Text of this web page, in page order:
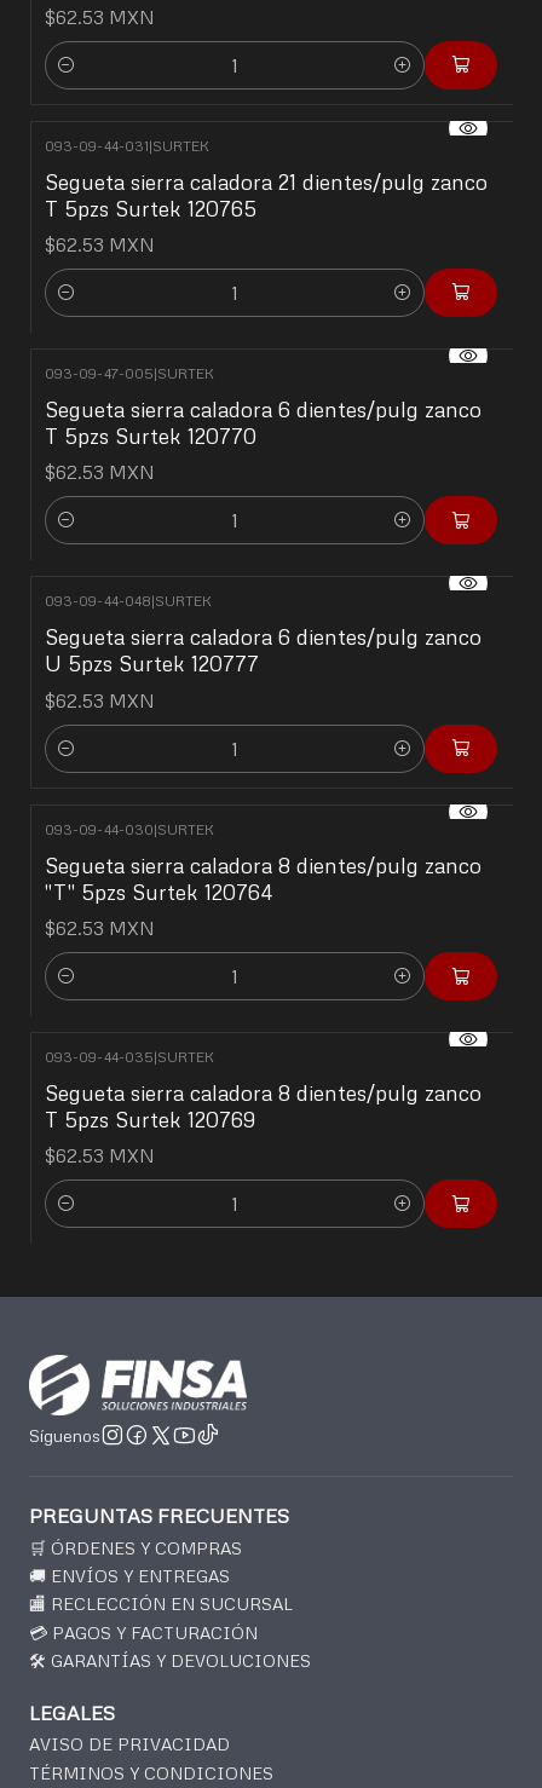
$62.53 MXN
Cantidad
093-09-44-031|SURTEK
Segueta sierra caladora 21 dientes/pulg zanco
T 5pzs Surtek 120765
$62.53 MXN
Cantidad
093-09-47-005|SURTEK
Segueta sierra caladora 6 dientes/pulg zanco
T 5pzs Surtek 120770
$62.53 MXN
Cantidad
093-09-44-048|SURTEK
Segueta sierra caladora 6 dientes/pulg zanco
U 5pzs Surtek 120777
$62.53 MXN
Cantidad
093-09-44-030|SURTEK
Segueta sierra caladora 8 dientes/pulg zanco
"T" 5pzs Surtek 120764
$62.53 MXN
Cantidad
093-09-44-035|SURTEK
Segueta sierra caladora 8 dientes/pulg zanco
T 5pzs Surtek 120769
$62.53 MXN
Cantidad
Síguenos
PREGUNTAS FRECUENTES
🛒 ÓRDENES Y COMPRAS
🚚 ENVÍOS Y ENTREGAS
🏬 RECLECCIÓN EN SUCURSAL
💳 PAGOS Y FACTURACIÓN
🛠️ GARANTÍAS Y DEVOLUCIONES
LEGALES
AVISO DE PRIVACIDAD
TÉRMINOS Y CONDICIONES